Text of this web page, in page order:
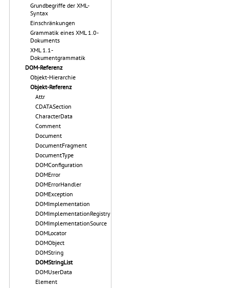
Grundbegriffe der XML-
Syntax
Einschränkungen
Grammatik eines XML 1.0-
Dokuments
XML 1.1-
Dokumentgrammatik
DOM-Referenz
Objekt-Hierarchie
Objekt-Referenz
Attr
CDATASection
CharacterData
Comment
Document
DocumentFragment
DocumentType
DOMConfiguration
DOMError
DOMErrorHandler
DOMException
DOMImplementation
DOMImplementationRegistry
DOMImplementationSource
DOMLocator
DOMObject
DOMString
DOMStringList
DOMUserData
Element